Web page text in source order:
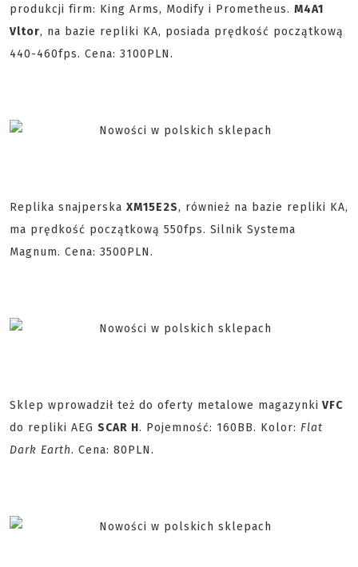
produkcji firm: King Arms, Modify i Prometheus. M4A1
Vltor, na bazie repliki KA, posiada prędkość początkową
440-460fps. Cena: 3100PLN.
Replika snajperska XM15E2S, również na bazie repliki KA,
ma prędkość początkową 550fps. Silnik Systema
Magnum. Cena: 3500PLN.
Sklep wprowadził też do oferty metalowe magazynki VFC
do repliki AEG SCAR H. Pojemność: 160BB. Kolor: Flat
Dark Earth. Cena: 80PLN.